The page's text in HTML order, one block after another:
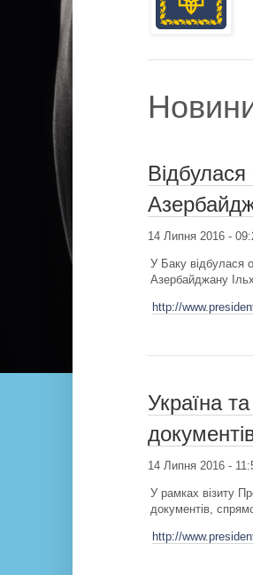
Відбулася
14 Липня 2016 -
У Баку відбулася
Азербайджану
http://
Україна
14 Липня 2016 -
У рамках візиту
документів,
http://